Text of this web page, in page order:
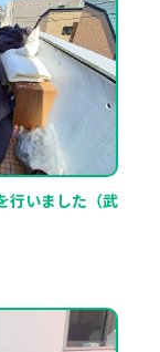
行いました（武